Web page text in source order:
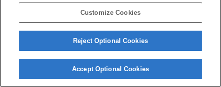
Customize Cookies
Reject Optional Cookies
Accept Optional Cookies